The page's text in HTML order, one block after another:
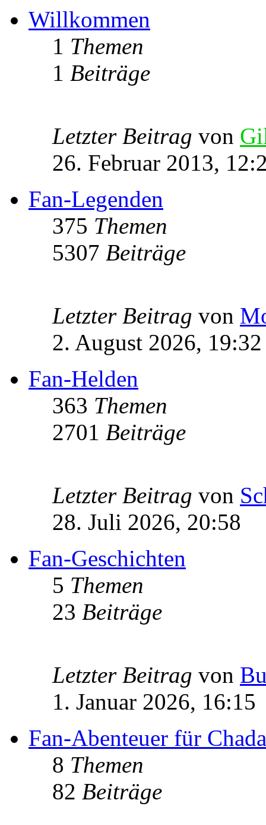
Willkommen
1 Themen
1 Beiträge
Letzter Beitrag von
26. Februar 2013,
Fan-Legenden
375 Themen
5307 Beiträge
Letzter Beitrag von
2. August 2026, 19:32
Fan-Helden
363 Themen
2701 Beiträge
Letzter Beitrag von
28. Juli 2026, 20:58
Fan-Geschichten
5 Themen
23 Beiträge
Letzter Beitrag von
1. Januar 2026, 16:15
Fan-Abenteuer für
8 Themen
82 Beiträge